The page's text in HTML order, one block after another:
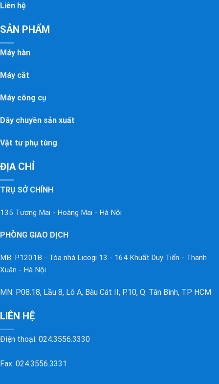
Liên hệ
SẢN PHẨM
Máy hàn
Máy cắt
Máy công cụ
Dây chuyền sản xuất
Vật tư phụ tùng
ĐỊA CHỈ
TRỤ SỞ CHÍNH
135 Tương Mai - Hoàng Mai - Hà Nội
PHÒNG GIAO DỊCH
MB: P1201B - Tòa nhà Licogi 13 - 164 Khuất Duy Tiến - Thanh
Xuân - Hà Nội
MN: P08.18, Lầu 8, Lô A, Bàu Cát II, P.10, Q. Tân Bình, TP HCM
LIÊN HỆ
Điện thoại: 024.3556.3330
Fax: 024.3556.3331